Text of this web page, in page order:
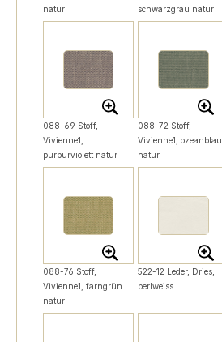
natur
schwarzgrau natur
088-69 Stoff,
Vivienne1,
purpurviolett natur
088-72 Stoff,
Vivienne1, ozeanblau
natur
088-76 Stoff,
Vivienne1, farngrün
natur
522-12 Leder, Dries,
perlweiss